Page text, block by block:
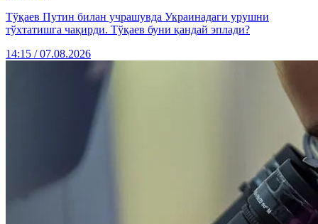
Тўқаев Путин билан учрашувда Украинадаги урушни
тўхтатишга чақирди. Тўқаев буни қандай эплади?
14:15 / 07.08.2026